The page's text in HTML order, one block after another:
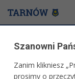
Szanowni
Zanim klikniesz
prosimy o